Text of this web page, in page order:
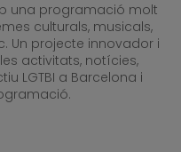
una programació molt
culturals, musicals,
Un projecte innovador i
activitats, notícies,
LGTBI a Barcelona i